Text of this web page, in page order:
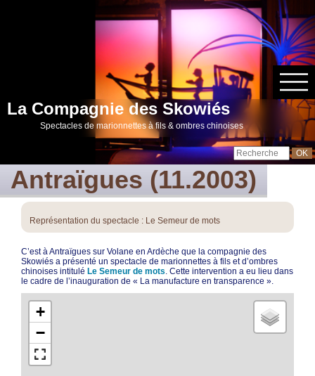
La Compagnie des Skowiés
Spectacles de marionnettes à fils & ombres chinoises
Antraïgues (11.2003)
Représentation du spectacle : Le Semeur de mots
C’est à Antraïgues sur Volane en Ardèche que la compagnie des
Skowiés a présenté un spectacle de marionnettes à fils et d’ombres
chinoises intituléLe Semeur de mots . Cette intervention a eu lieu dans
le cadre de l’inauguration de « La manufacture en transparence ».
+
−